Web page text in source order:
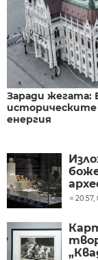
Заради жегата:
историческите
енергия
при
20:57,